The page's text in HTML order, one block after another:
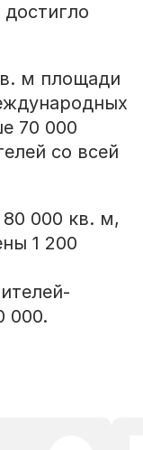
м площади
70 000
со всей
000 кв. м,
1 200
000.